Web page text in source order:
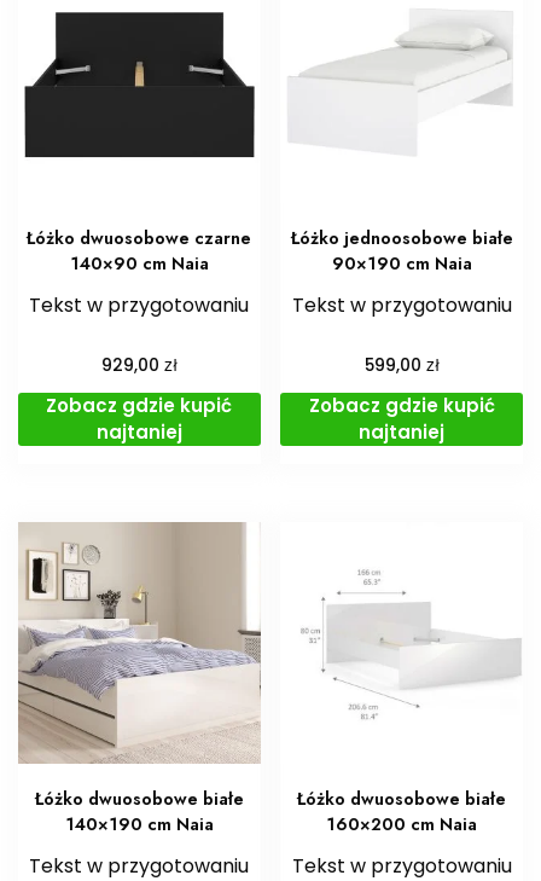
Łóżko dwuosobowe czarne
140×90 cm Naia
Tekst w przygotowaniu
929,00 zł
Zobacz gdzie kupić
najtaniej
Łóżko jednoosobowe białe
90×190 cm Naia
Tekst w przygotowaniu
599,00 zł
Zobacz gdzie kupić
najtaniej
Łóżko dwuosobowe białe
140×190 cm Naia
Tekst w przygotowaniu
Łóżko dwuosobowe białe
160×200 cm Naia
Tekst w przygotowaniu